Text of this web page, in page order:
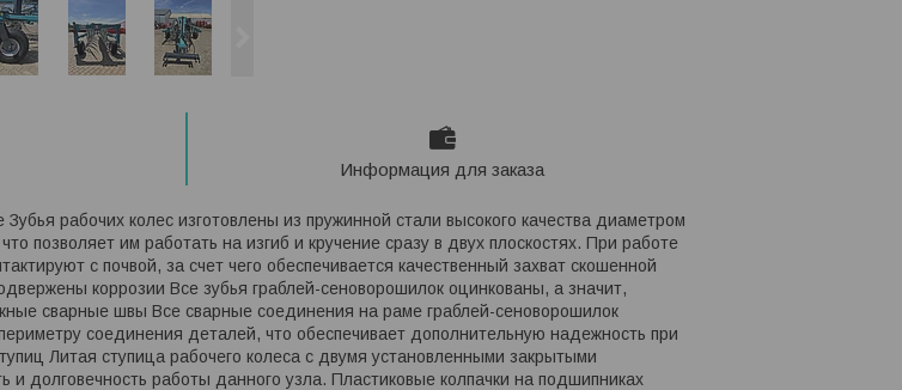
Информация для заказа
рабочих колес изготовлены из пружинной стали высокого качества диаметром
позволяет им работать на изгиб и кручение сразу в двух плоскостях. При работе
с почвой, за счет чего обеспечивается качественный захват скошенной
коррозии Все зубья граблей-сеноворошилок оцинкованы, а значит,
сварные швы Все сварные соединения на раме граблей-сеноворошилок
соединения деталей, что обеспечивает дополнительную надежность при
Литая ступица рабочего колеса с двумя установленными закрытыми
и долговечность работы данного узла. Пластиковые колпачки на подшипниках